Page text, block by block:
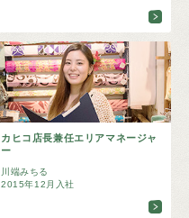
カヒコ店長兼任エリアマネージャ
ー
川端みちる
2015年12月入社